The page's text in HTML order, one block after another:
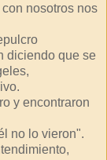
nosotros nos
diciendo que se
y encontraron
no lo vieron".